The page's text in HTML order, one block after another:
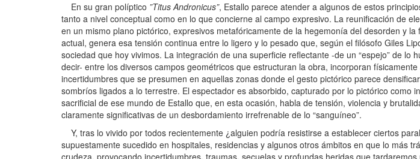
En su gran políptico ”Titus Andronicus”, Estallo parece atender a algunos de estos
tanto a nivel conceptual como en lo que concierne al campo expresivo. La reunificación de
en un mismo plano pictórico, expresivos metafóricamente de la hegemonía del desorden y
actual, genera esa tensión continua entre lo ligero y lo pesado que, según el filósofo Giles
sociedad que hoy vivimos. La integración de una superficie reflectante -de un “espejo” de lo
decir- entre los diversos campos geométricos que estructuran la obra, incorporan
incertidumbres que se presumen en aquellas zonas donde el gesto pictórico parece
sombríos ligados a lo terrestre. El espectador es absorbido, capturado por lo pictórico como
sacrificial de ese mundo de Estallo que, en esta ocasión, habla de tensión, violencia y
claramente significativas de un desbordamiento irrefrenable de lo “sanguíneo”.
Y, tras lo vivido por todos recientemente ¿alguien podría resistirse a establecer ciertos
supuestamente sucedido en hospitales, residencias y algunos otros ámbitos en que lo más